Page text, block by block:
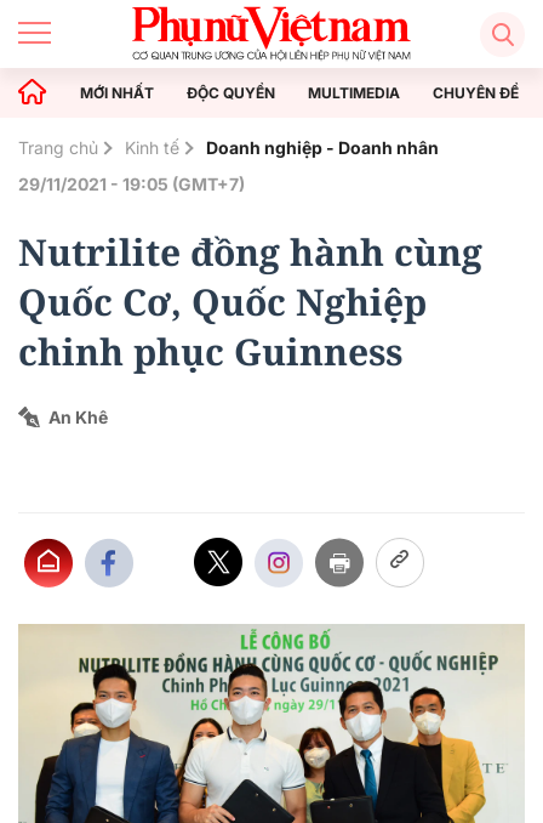
MỚI NHẤT ĐỘC QUYỀN MULTIMEDIA CHUYÊN ĐỀ
Trang chủ Kinh tế
Doanh nghiệp - Doanh nhân
29/11/2021 - 19:05 (GMT+7)
Nutrilite đồng hành cùng
Quốc Cơ, Quốc Nghiệp
chinh phục Guinness
An Khê